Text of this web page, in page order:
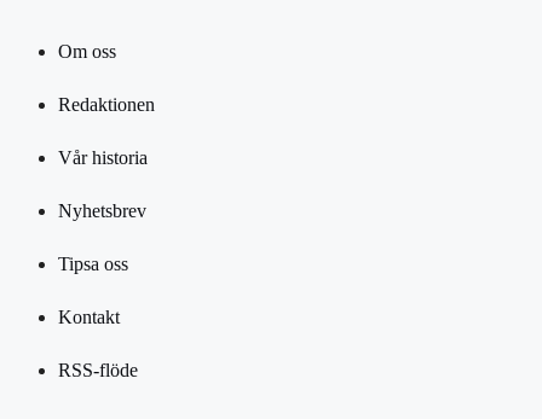
Om oss
Redaktionen
Vår historia
Nyhetsbrev
Tipsa oss
Kontakt
RSS-flöde